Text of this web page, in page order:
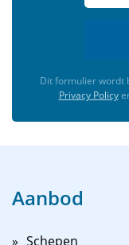
Dit formulier wordt
Privacy Policy
Aanbod
Schepen